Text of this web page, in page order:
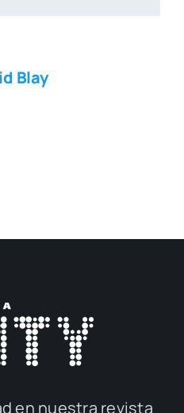
Blay
en nues­tra revis­ta